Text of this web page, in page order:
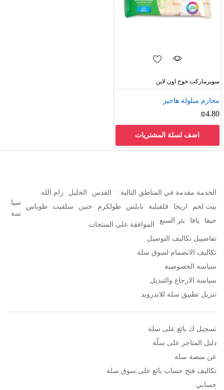
سوبرماركت خوخ اون لاين
محارم مبلولة هاجيز
₪4.80
اضف لسلة المشتريات
الخدمة مقدمة في المناطق التالية : القدس الخليل
رام الله
بيت لحم
اريحا قلقيلية نابلس طولكرم جنين سلفيت
طوباس
حيفا
يافا بئر السبع
سيا
سة
الموافقة على المنتجات
تفاصييل تكاليف التوصيل
تكاليف الانضمام لسوق سلة
سياسة الخصوصية
سياسة الارجاع والتبديل
تنزيل تطبيق سلة للاندرويد
تسجيل ك بائع على سلة
دليل المتاجر على سلّة
عن منصة سلة
تكاليف فتح حساب بائع على سوق سلة
حسابي